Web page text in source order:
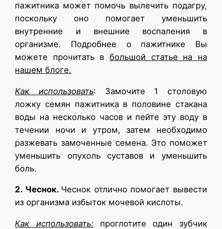
пажитника может помочь вылечить подагру,
поскольку оно помогает уменьшить
внутренние и внешние воспаления в
организме. Подробнее о пажитнике Вы
можете прочитать в большой статье на на
нашем блоге.
Как использовать: Замочите 1 столовую
ложку семян пажитника в половине стакана
воды на несколько часов и пейте эту воду в
течении ночи и утром, затем необходимо
разжевать замоченные семена. Это поможет
уменьшить опухоль суставов и уменьшить
боль.
2. Чеснок. Чеснок отлично помогает вывести
из организма избыток мочевой кислоты.
Как использовать: проглотите один зубчик